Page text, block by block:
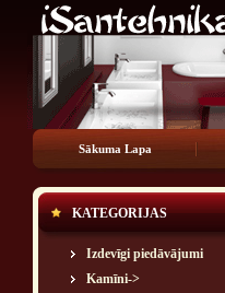
Sākuma Lapa
KATEGORIJAS
Izdevīgi piedāvājumi
Kamīni->